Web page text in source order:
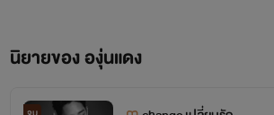
นิยายของ องุ่นแดง